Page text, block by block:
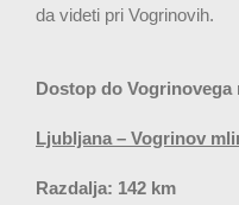
da videti pri Vogrinovih.
Dostop do Vogrinovega
Ljubljana – Vogrinov
Razdalja: 142 km